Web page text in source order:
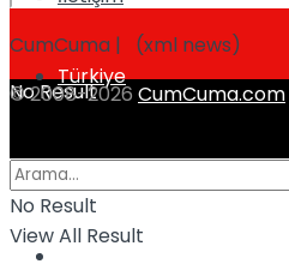
Türkiye
No Result
View All Result
CumCuma | (xml news)
© 2008-2026 CumCuma.com
No Result
View All Result